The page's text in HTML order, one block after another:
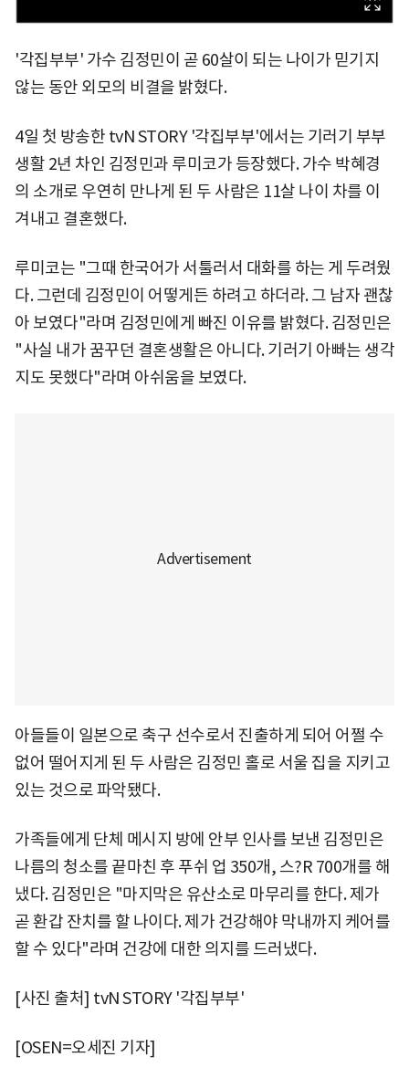
'각집부부' 가수 김정민이 곧 60살이 되는 나이가 믿기지
않는 동안 외모의 비결을 밝혔다.
4일 첫 방송한 tvN STORY '각집부부'에서는 기러기 부부
생활 2년 차인 김정민과 루미코가 등장했다. 가수 박혜경
의 소개로 우연히 만나게 된 두 사람은 11살 나이 차를 이
겨내고 결혼했다.
루미코는 "그때 한국어가 서툴러서 대화를 하는 게 두려웠
다. 그런데 김정민이 어떻게든 하려고 하더라. 그 남자 괜찮
아 보였다"라며 김정민에게 빠진 이유를 밝혔다. 김정민은
"사실 내가 꿈꾸던 결혼생활은 아니다. 기러기 아빠는 생각
지도 못했다"라며 아쉬움을 보였다.
아들들이 일본으로 축구 선수로서 진출하게 되어 어쩔 수
없어 떨어지게 된 두 사람은 김정민 홀로 서울 집을 지키고
있는 것으로 파악됐다.
가족들에게 단체 메시지 방에 안부 인사를 보낸 김정민은
나름의 청소를 끝마친 후 푸쉬 업 350개, 스?R 700개를 해
냈다. 김정민은 "마지막은 유산소로 마무리를 한다. 제가
곧 환갑 잔치를 할 나이다. 제가 건강해야 막내까지 케어를
할 수 있다"라며 건강에 대한 의지를 드러냈다.
[사진 출처] tvN STORY '각집부부'
[OSEN=오세진 기자]